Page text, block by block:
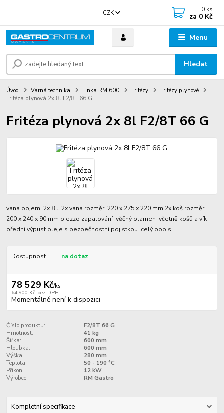
Menu
CZK
Hledat
0 ks
za 0 Kč
Úvod Varná technika Linka RM 600 Fritézy
Fritézy plynové
Fritéza plynová 2x 8l F2/8T 66 G
Fritéza plynová 2x 8l F2/8T 66 G
vana objem: 2x 8 l 2x vana rozměr: 220 x 275 x 220 mm 2x koš rozměr:
200 x 240 x 90 mm piezzo zapalování věčný plamen včetně košů a vík
přední výpust oleje s bezpečnostní pojistkou celý popis
Dostupnost na dotaz
78 529 Kč/ks
64 900 Kč bez DPH
Momentálně není k dispozici
Číslo produktu:
F2/8T 66 G
Hmotnost:
41 kg
Šířka:
600 mm
Hloubka:
600 mm
Výška:
280 mm
Teplota:
50 - 190 °C
Příkon:
12 kW
Výrobce:
RM Gastro
Kompletní specifikace